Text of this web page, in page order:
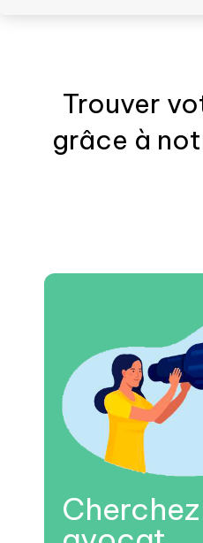
Trouver
grâce à